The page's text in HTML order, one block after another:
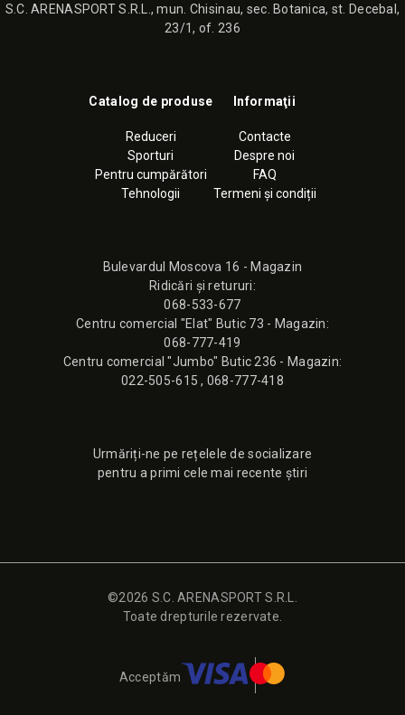
S.C. ARENASPORT S.R.L., mun. Chisinau, sec. Botanica, st. Decebal,
23/1, of. 236
Catalog de produse
Reduceri
Sporturi
Pentru cumpărători
Tehnologii
Informaţii
Contacte
Despre noi
FAQ
Termeni și condiții
Bulevardul Moscova 16 - Magazin
Ridicări și retururi:
068-533-677
Сentru comercial "Elat" Butic 73 - Magazin:
068-777-419
Сentru comercial "Jumbo" Butic 236 - Magazin:
022-505-615, 068-777-418
Urmăriți-ne pe rețelele de socializare
pentru a primi cele mai recente știri
©2026 S.C. ARENASPORT S.R.L.
Toate drepturile rezervate.
Acceptăm